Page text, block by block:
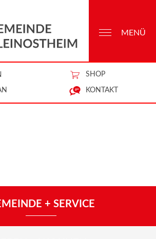
SHOP
KONTAKT
MENÜ
+ SERVICE